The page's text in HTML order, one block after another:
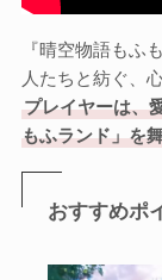
『晴空物語もふ
人たちと紡ぐ、
プレイヤーは、
もふランド」を
おすすめポ